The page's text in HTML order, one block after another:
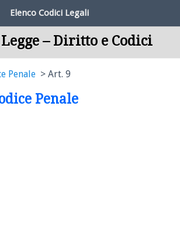
Elenco Codici Legali
Legge – Diritto e Codici
Penale Art. 9
Penale